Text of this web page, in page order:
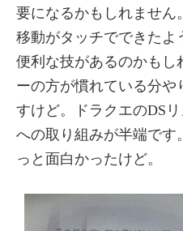
要になるかもしれません
移動がタッチでできたよ
便利な技があるのかもし
ーの方が慣れている分
すけど。ドラクエのDS
への取り組みが半端です
っと面白かったけど。